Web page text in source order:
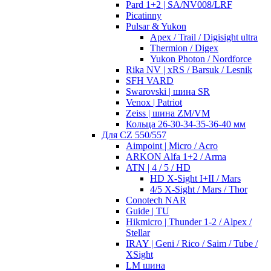
Pard 1+2 | SA/NV008/LRF
Picatinny
Pulsar & Yukon
Apex / Trail / Digisight ultra
Thermion / Digex
Yukon Photon / Nordforce
Rika NV | xRS / Barsuk / Lesnik
SFH VARD
Swarovski | шина SR
Venox | Patriot
Zeiss | шина ZM/VM
Кольца 26-30-34-35-36-40 мм
Для CZ 550/557
Aimpoint | Micro / Acro
ARKON Alfa 1+2 / Arma
ATN | 4 / 5 / HD
HD X-Sight I+II / Mars
4/5 X-Sight / Mars / Thor
Conotech NAR
Guide | TU
Hikmicro | Thunder 1-2 / Alpex /
Stellar
IRAY | Geni / Rico / Saim / Tube /
XSight
LM шина